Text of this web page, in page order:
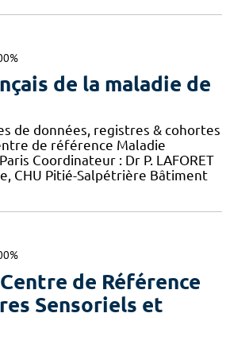
de la maladie de
de données, registres & cohortes
de référence Maladie
Coordinateur : Dr P. LAFORET
CHU Pitié-Salpétrière Bâtiment
de Référence
Sensoriels et